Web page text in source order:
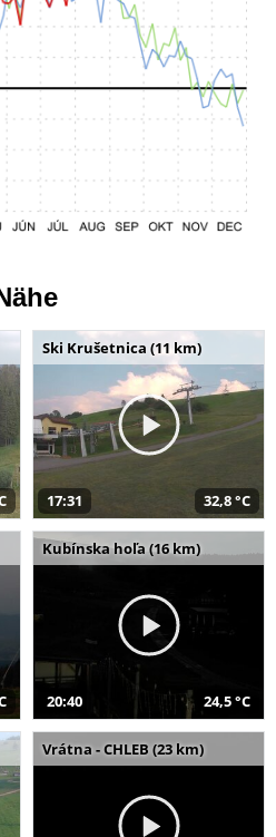
Ski Krušetnica (11 km)
17:31 32,8 °C
Kubínska hoľa (16 km)
20:40 24,5 °C
Vrátna - CHLEB (23 km)